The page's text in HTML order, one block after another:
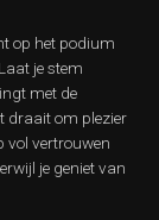
op het podium
je stem
met de
draait om plezier
vol vertrouwen
je geniet van